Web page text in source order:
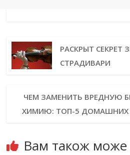
РАСКРЫТ СЕКРЕТ
СТРАДИВАРИ
ЧЕМ ЗАМЕНИТЬ ВРЕДНУЮ
ХИМИЮ: ТОП-5 ДОМАШНИХ
Вам також може